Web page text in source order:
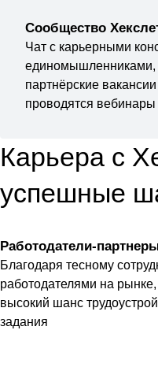
Сообщество
Чат с карьерными
единомышленниками,
партнёрские
проводятся вебинары
Карьера с
успешные
Работодатели-
Благодаря тесному
работодателями на
высокий шанс
задания